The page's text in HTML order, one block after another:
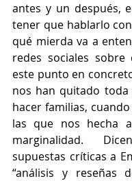
antes y un después,
tener que hablarlo
qué mierda va a
redes sociales sobre
este punto en
nos han quitado
hacer familias,
las que nos hecha
marginalidad.
supuestas críticas a
“análisis y reseñas